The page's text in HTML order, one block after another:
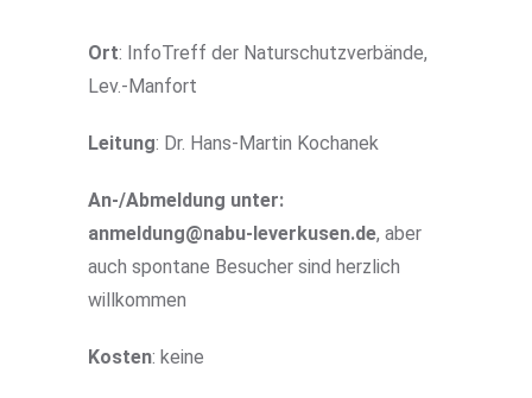
Ort: InfoTreff der Naturschutzverbände,
Lev.-Manfort
Leitung: Dr. Hans-Martin Kochanek
An-/Abmeldung unter:
anmeldung@nabu-leverkusen.de, aber
auch spontane Besucher sind herzlich
willkommen
Kosten: keine